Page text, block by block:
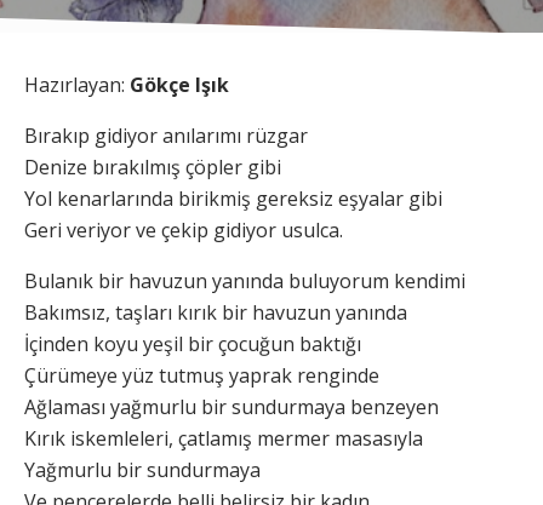
Hazırlayan: Gökçe Işık
Bırakıp gidiyor anılarımı rüzgar
Denize bırakılmış çöpler gibi
Yol kenarlarında birikmiş gereksiz eşyalar gibi
Geri veriyor ve çekip gidiyor usulca.
Bulanık bir havuzun yanında buluyorum kendimi
Bakımsız, taşları kırık bir havuzun yanında
İçinden koyu yeşil bir çocuğun baktığı
Çürümeye yüz tutmuş yaprak renginde
Ağlaması yağmurlu bir sundurmaya benzeyen
Kırık iskemleleri, çatlamış mermer masasıyla
Yağmurlu bir sundurmaya